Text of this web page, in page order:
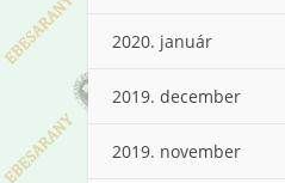
2020. január
2019. december
2019. november